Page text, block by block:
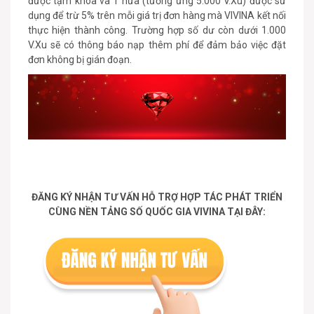
dụng để trừ 5% trên mỗi giá trị đơn hàng mà VIVINA kết nối
thực hiện thành công. Trường hợp số dư còn dưới 1.000
V.Xu sẽ có thông báo nạp thêm phí để đảm bảo việc đặt
đơn không bị gián đoạn.
ĐĂNG KÝ NHẬN TƯ VẤN HỖ TRỢ HỢP TÁC PHÁT TRIỂN
CÙNG NỀN TẢNG SỐ QUỐC GIA VIVINA TẠI ĐÂY: